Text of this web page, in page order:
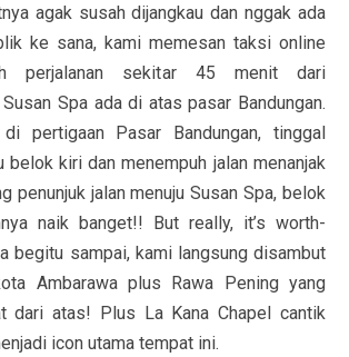
agak susah dijangkau dan nggak ada
ke sana, kami memesan taksi online
perjalanan sekitar 45 menit dari
Spa ada di atas pasar Bandungan.
pertigaan Pasar Bandungan, tinggal
belok kiri dan menempuh jalan menanjak
penunjuk jalan menuju Susan Spa, belok
naik banget!! But really, it’s worth-
begitu sampai, kami langsung disambut
Ambarawa plus Rawa Pening yang
dari atas! Plus La Kana Chapel cantik
icon utama tempat ini.